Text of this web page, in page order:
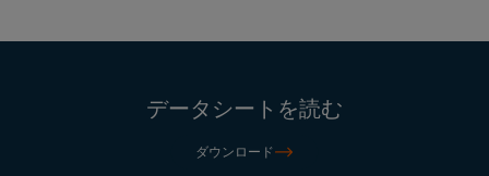
データシートを読む
ダウンロード